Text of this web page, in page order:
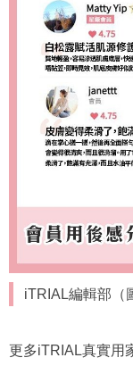
iTRIAL編輯部（
更多iTRIAL真實用